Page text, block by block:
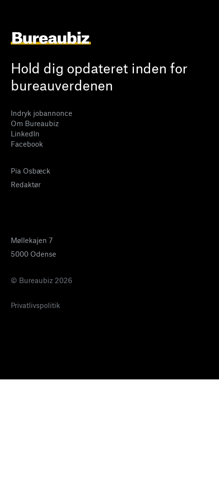
Hold dig opdateret inden for
bureauverdenen
Indryk jobannonce
Om Bureaubiz
LinkedIn
Facebook
Pia Osbæck
Redaktør
Møllekajen 7
5000 Odense
© Bureaubiz 2026
Privatlivspolitik